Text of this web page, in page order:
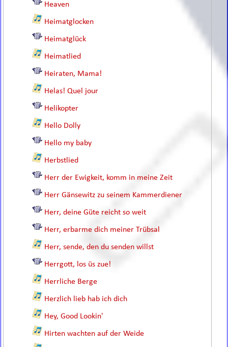
Heaven
Heimatglocken
Heimatglück
Heimatlied
Heiraten, Mama!
Helas! Quel jour
Helikopter
Hello Dolly
Hello my baby
Herbstlied
Herr der Ewigkeit, komm in meine Zeit
Herr Gänsewitz zu seinem Kammerdiener
Herr, deine Güte reicht so weit
Herr, erbarme dich meiner Trübsal
Herr, sende, den du senden willst
Herrgott, los üs zue!
Herrliche Berge
Herzlich lieb hab ich dich
Hey, Good Lookin'
Hirten wachten auf der Weide